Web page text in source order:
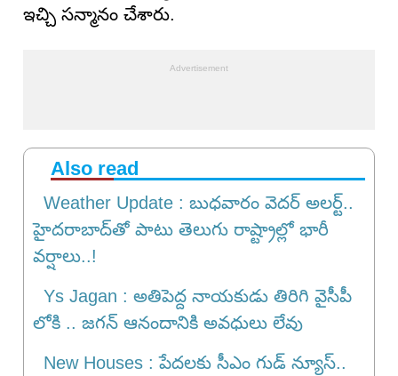
ఇచ్చి సన్మానం చేశారు.
Also read
Weather Update : బుధవారం వెదర్ అలర్ట్..
హైదరాబాద్‌తో పాటు తెలుగు రాష్ట్రాల్లో భారీ
వర్షాలు..!
Ys Jagan : అతిపెద్ద నాయకుడు తిరిగి వైసీపీ
లోకి .. జగన్ ఆనందానికి అవధులు లేవు
New Houses : పేదలకు సీఎం గుడ్ న్యూస్..